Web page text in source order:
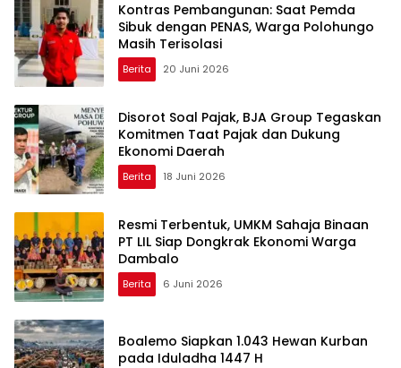
Kontras Pembangunan: Saat Pemda
Sibuk dengan PENAS, Warga Polohungo
Masih Terisolasi
Berita 20 Juni 2026
Disorot Soal Pajak, BJA Group Tegaskan
Komitmen Taat Pajak dan Dukung
Ekonomi Daerah
Berita 18 Juni 2026
Resmi Terbentuk, UMKM Sahaja Binaan
PT LIL Siap Dongkrak Ekonomi Warga
Dambalo
Berita 6 Juni 2026
Boalemo Siapkan 1.043 Hewan Kurban
pada Iduladha 1447 H